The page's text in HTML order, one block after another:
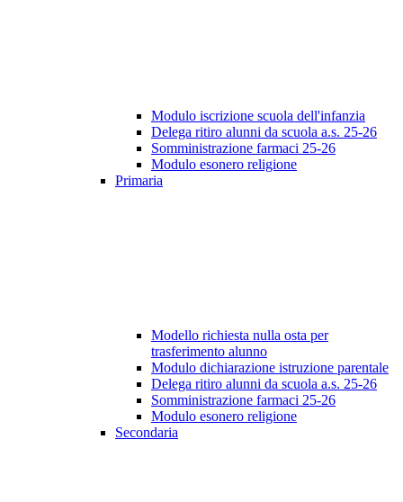
Modulo iscrizione scuola dell'infanzia
Delega ritiro alunni da scuola a.s. 25-26
Somministrazione farmaci 25-26
Modulo esonero religione
Primaria
Modello richiesta nulla osta per
trasferimento alunno
Modulo dichiarazione istruzione parentale
Delega ritiro alunni da scuola a.s. 25-26
Somministrazione farmaci 25-26
Modulo esonero religione
Secondaria